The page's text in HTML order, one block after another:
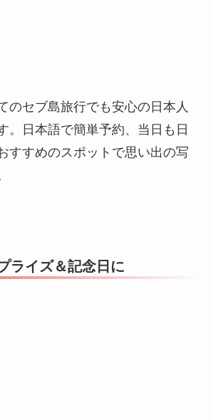
のセブ島旅行でも安心の日本人
。日本語で簡単予約、当日も日
すすめのスポットで思い出の写
ライズ＆記念日に